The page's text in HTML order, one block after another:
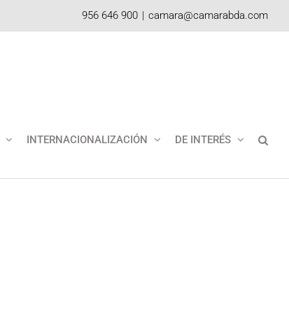
956 646 900 | camara@camarabda.com
INTERNACIONALIZACIÓN DE INTERÉS